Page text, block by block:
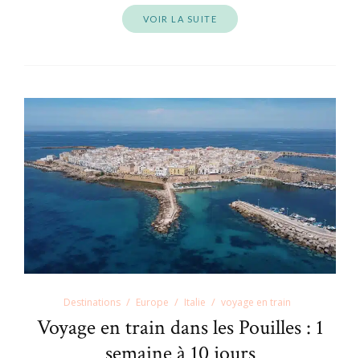
VOIR LA SUITE
Destinations Europe Italie voyage en train
Voyage en train dans les Pouilles : 1